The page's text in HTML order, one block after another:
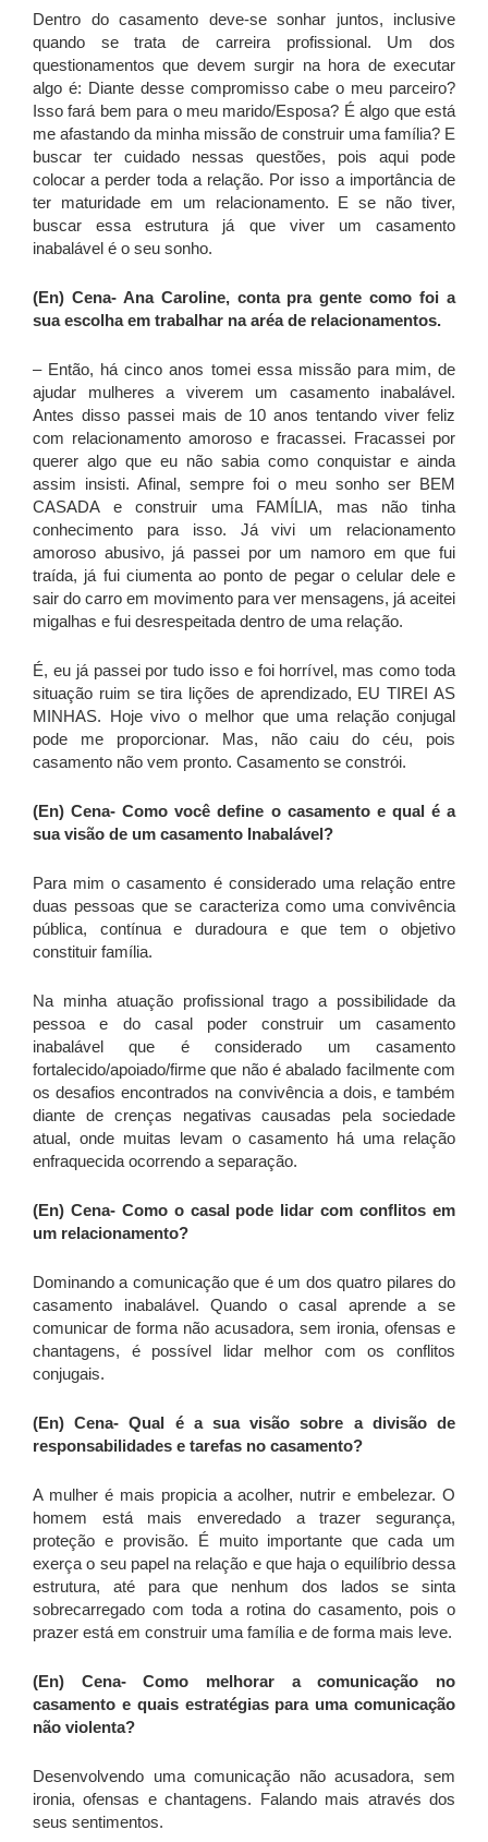
Dentro do casamento deve-se sonhar juntos, inclusive
quando se trata de carreira profissional. Um dos
questionamentos que devem surgir na hora de executar
algo é: Diante desse compromisso cabe o meu parceiro?
Isso fará bem para o meu marido/Esposa? É algo que está
me afastando da minha missão de construir uma família? E
buscar ter cuidado nessas questões, pois aqui pode
colocar a perder toda a relação. Por isso a importância de
ter maturidade em um relacionamento. E se não tiver,
buscar essa estrutura já que viver um casamento
inabalável é o seu sonho.
(En) Cena- Ana Caroline, conta pra gente como foi a
sua escolha em trabalhar na aréa de relacionamentos.
– Então, há cinco anos tomei essa missão para mim, de
ajudar mulheres a viverem um casamento inabalável.
Antes disso passei mais de 10 anos tentando viver feliz
com relacionamento amoroso e fracassei. Fracassei por
querer algo que eu não sabia como conquistar e ainda
assim insisti. Afinal, sempre foi o meu sonho ser BEM
CASADA e construir uma FAMÍLIA, mas não tinha
conhecimento para isso. Já vivi um relacionamento
amoroso abusivo, já passei por um namoro em que fui
traída, já fui ciumenta ao ponto de pegar o celular dele e
sair do carro em movimento para ver mensagens, já aceitei
migalhas e fui desrespeitada dentro de uma relação.
É, eu já passei por tudo isso e foi horrível, mas como toda
situação ruim se tira lições de aprendizado, EU TIREI AS
MINHAS. Hoje vivo o melhor que uma relação conjugal
pode me proporcionar. Mas, não caiu do céu, pois
casamento não vem pronto. Casamento se constrói.
(En) Cena- Como você define o casamento e qual é a
sua visão de um casamento Inabalável?
Para mim o casamento é considerado uma relação entre
duas pessoas que se caracteriza como uma convivência
pública, contínua e duradoura e que tem o objetivo
constituir família.
Na minha atuação profissional trago a possibilidade da
pessoa e do casal poder construir um casamento
inabalável que é considerado um casamento
fortalecido/apoiado/firme que não é abalado facilmente com
os desafios encontrados na convivência a dois, e também
diante de crenças negativas causadas pela sociedade
atual, onde muitas levam o casamento há uma relação
enfraquecida ocorrendo a separação.
(En) Cena- Como o casal pode lidar com conflitos em
um relacionamento?
Dominando a comunicação que é um dos quatro pilares do
casamento inabalável. Quando o casal aprende a se
comunicar de forma não acusadora, sem ironia, ofensas e
chantagens, é possível lidar melhor com os conflitos
conjugais.
(En) Cena-Qual é a sua visão sobre a divisão de
responsabilidades e tarefas no casamento?
A mulher é mais propicia a acolher, nutrir e embelezar. O
homem está mais enveredado a trazer segurança,
proteção e provisão. É muito importante que cada um
exerça o seu papel na relação e que haja o equilíbrio dessa
estrutura, até para que nenhum dos lados se sinta
sobrecarregado com toda a rotina do casamento, pois o
prazer está em construir uma família e de forma mais leve.
(En) Cena-Como melhorar a comunicação no
casamento e quais estratégias para uma comunicação
não violenta?
Desenvolvendo uma comunicação não acusadora, sem
ironia, ofensas e chantagens. Falando mais através dos
seus sentimentos.